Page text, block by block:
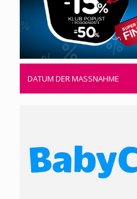
DATUM DER MASSNAHME